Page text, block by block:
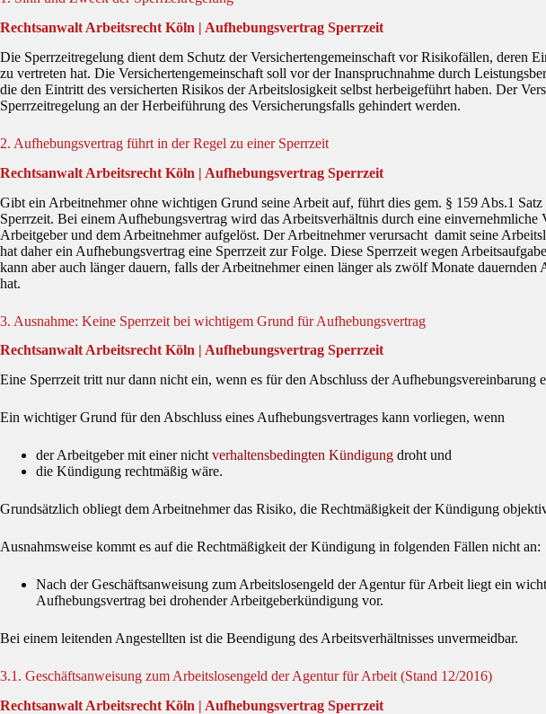
Rechtsanwalt Arbeitsrecht Köln | Aufhebungsvertrag Sperrzeit
Die Sperrzeitregelung dient dem Schutz der Versichertengemeinschaft vor Risikofällen, deren
zu vertreten hat. Die Versichertengemeinschaft soll vor der Inanspruchnahme durch
die den Eintritt des versicherten Risikos der Arbeitslosigkeit selbst herbeigeführt haben. Der
Sperrzeitregelung an der Herbeiführung des Versicherungsfalls gehindert werden.
2. Aufhebungsvertrag führt in der Regel zu einer Sperrzeit
Rechtsanwalt Arbeitsrecht Köln | Aufhebungsvertrag Sperrzeit
Gibt ein Arbeitnehmer ohne wichtigen Grund seine Arbeit auf, führt dies gem. § 159 Abs.1
Sperrzeit. Bei einem Aufhebungsvertrag wird das Arbeitsverhältnis durch eine einvernehmliche
Arbeitgeber und dem Arbeitnehmer aufgelöst. Der Arbeitnehmer verursacht damit seine
hat daher ein Aufhebungsvertrag eine Sperrzeit zur Folge. Diese Sperrzeit wegen
kann aber auch länger dauern, falls der Arbeitnehmer einen länger als zwölf Monate dauernden
hat.
3. Ausnahme: Keine Sperrzeit bei wichtigem Grund für Aufhebungsvertrag
Rechtsanwalt Arbeitsrecht Köln | Aufhebungsvertrag Sperrzeit
Eine Sperrzeit tritt nur dann nicht ein, wenn es für den Abschluss der
Ein wichtiger Grund für den Abschluss eines Aufhebungsvertrages kann vorliegen, wenn
der Arbeitgeber mit einer nicht verhaltensbedingten Kündigung droht und
die Kündigung rechtmäßig wäre.
Grundsätzlich obliegt dem Arbeitnehmer das Risiko, die Rechtmäßigkeit der Kündigung
Ausnahmsweise kommt es auf die Rechtmäßigkeit der Kündigung in folgenden Fällen nicht an:
Nach der Geschäftsanweisung zum Arbeitslosengeld der Agentur für Arbeit liegt ein
Aufhebungsvertrag bei drohender Arbeitgeberkündigung vor.
Bei einem leitenden Angestellten ist die Beendigung des Arbeitsverhältnisses unvermeidbar.
3.1. Geschäftsanweisung zum Arbeitslosengeld der Agentur für Arbeit (Stand 12/2016)
Rechtsanwalt Arbeitsrecht Köln | Aufhebungsvertrag Sperrzeit